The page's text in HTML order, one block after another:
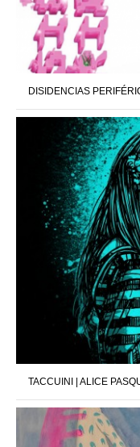
TACCUINI | ALICE